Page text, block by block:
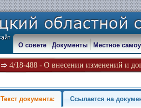
4/18-488 - О внесении изменений и
О совете Документы Местное
Текст документа: Ссылается на